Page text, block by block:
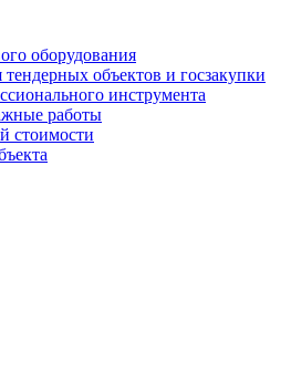
оборудования
объектов и госзакупки
инструмента
работы
стоимости